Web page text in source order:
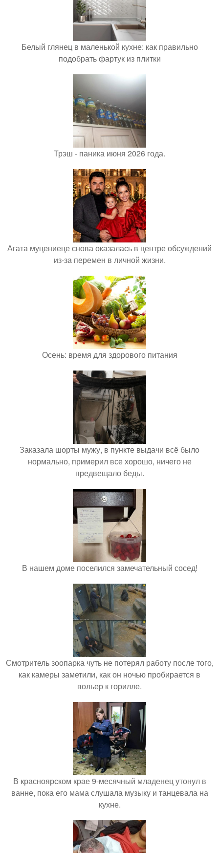
Белый глянец в маленькой кухне: как правильно
подобрать фартук из плитки
Трэш - паника июня 2026 года.
Агата муцениеце снова оказалась в центре обсуждений
из-за перемен в личной жизни.
Осень: время для здорового питания
Заказала шорты мужу, в пункте выдачи всё было
нормально, примерил все хорошо, ничего не
предвещало беды.
В нашем доме поселился замечательный сосед!
Смотритель зоопарка чуть не потерял работу после того,
как камеры заметили, как он ночью пробирается в
вольер к горилле.
В красноярском крае 9-месячный младенец утонул в
ванне, пока его мама слушала музыку и танцевала на
кухне.